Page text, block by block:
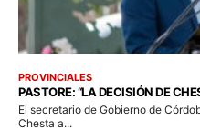
PROVINCIALES
PASTORE: “LA DECISIÓN DE
El secretario de Gobierno de
Chesta a...